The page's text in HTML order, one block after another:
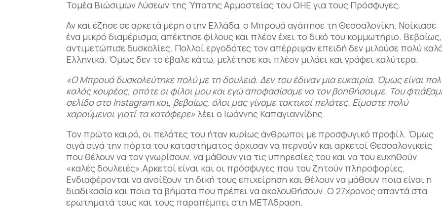
Τομέα Βιώσιμων Λύσεων της Ύπατης Αρμοστείας του ΟΗΕ για τους Πρόσφυγες.
Αν και έζησε σε αρκετά μέρη στην Ελλάδα, ο Μπρουά αγάπησε τη Θεσσαλονίκη. Νοίκιασε
ένα μικρό διαμέρισμα, απέκτησε φίλους και πλέον έχει το δικό του κομμωτήριο. Βεβαίως,
αντιμετώπισε δυσκολίες. Πολλοί εργοδότες τον απέρριψαν επειδή δεν μιλούσε πολύ
Ελληνικά. Όμως δεν το έβαλε κάτω, μελέτησε και πλέον μιλάει και γράφει καλύτερα.
«Ο Μπρουά δυσκολεύτηκε πολύ με τη δουλειά. Δεν του έδιναν μια ευκαιρία. Όμως είναι
καλός κουρέας, οπότε οι φίλοι μου και εγώ αποφασίσαμε να τον βοηθήσουμε. Του
σελίδα στοInstagramκαι, βεβαίως, όλοι μας γίναμε τακτικοί πελάτες. Είμαστε πολύ
χαρούμενοι γιατί τα κατάφερε» λέει ο Ιωάννης Καπαγιαννίδης.
Τον πρώτο καιρό, οι πελάτες του ήταν κυρίως άνθρωποι με προσφυγικό προφίλ. Όμως
σιγά σιγά την πόρτα του καταστήματος άρχισαν να περνούν και αρκετοί Θεσσαλονικείς
που θέλουν να τον γνωρίσουν, να μάθουν για τις υπηρεσίες του και να του ευχηθούν
«καλές δουλειές».Αρκετοί είναι και οι πρόσφυγες που του ζητούν πληροφορίες.
Ενδιαφέρονται να ανοίξουν τη δική τους επιχείρηση και θέλουν να μάθουν ποια είναι η
διαδικασία και ποια τα βήματα που πρέπει να ακολουθήσουν. Ο 27χρονος απαντά στα
ερωτήματά τους και τους παραπέμπει στη ΜΕΤΑδραση.